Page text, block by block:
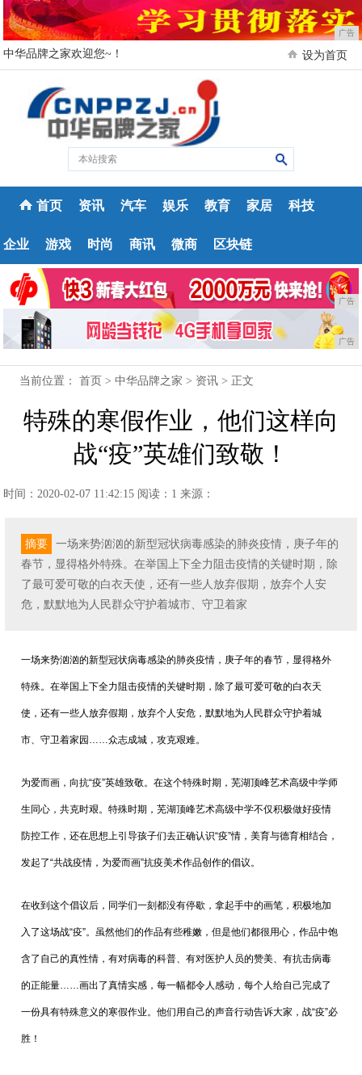
广告
中华品牌之家欢迎您~！ 设为首页
首页 资讯 汽车 娱乐 教育 家居 科技
企业 游戏 时尚 商讯 微商 区块链
广告
广告
当前位置：首页 >中华品牌之家 > 资讯 > 正文
特殊的寒假作业，他们这样向
战“疫”英雄们致敬！
时间：2020-02-07 11:42:15 阅读：1 来源：
摘要
一场来势汹汹的新型冠状病毒感染的肺炎疫情，庚子年的
春节，显得格外特殊。在举国上下全力阻击疫情的关键时期，除
了最可爱可敬的白衣天使，还有一些人放弃假期，放弃个人安
危，默默地为人民群众守护着城市、守卫着家
一场来势汹汹的新型冠状病毒感染的肺炎疫情，庚子年的春节，显得格外
特殊。在举国上下全力阻击疫情的关键时期，除了最可爱可敬的白衣天
使，还有一些人放弃假期，放弃个人安危，默默地为人民群众守护着城
市、守卫着家园……众志成城，攻克艰难。
为爱而画，向抗“疫”英雄致敬。在这个特殊时期，芜湖顶峰艺术高级中学师
生同心，共克时艰。特殊时期，芜湖顶峰艺术高级中学不仅积极做好疫情
防控工作，还在思想上引导孩子们去正确认识“疫”情，美育与德育相结合，
发起了“共战疫情，为爱而画”抗疫美术作品创作的倡议。
在收到这个倡议后，同学们一刻都没有停歇，拿起手中的画笔，积极地加
入了这场战“疫”。虽然他们的作品有些稚嫩，但是他们都很用心，作品中饱
含了自己的真性情，有对病毒的科普、有对医护人员的赞美、有抗击病毒
的正能量……画出了真情实感，每一幅都令人感动，每个人给自己完成了
一份具有特殊意义的寒假作业。他们用自己的声音行动告诉大家，战“疫”必
胜！